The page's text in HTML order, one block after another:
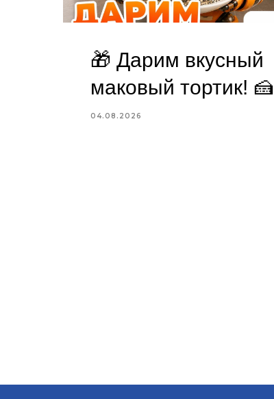
🎁 Дарим вкусный
маковый тортик! 🍰
04.08.2026